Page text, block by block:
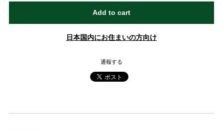
Add to cart
日本国内にお住まいの方向け
通報する